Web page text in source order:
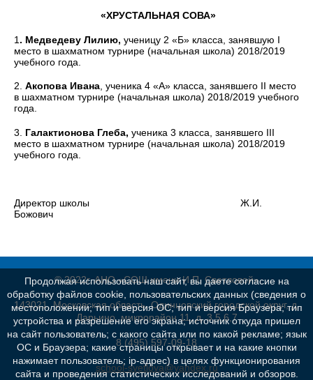
«ХРУСТАЛЬНАЯ СОВА»
1 . Медведеву Лилию, ученицу 2 «Б» класса, занявшую I
место в шахматном турнире (начальная школа) 2018/2019
учебного года.
2. Акопова Ивана, ученика 4 «А» класса, занявшего II место
в шахматном турнире (начальная школа) 2018/2019 учебного
года.
3. Галактионова Глеба, ученика 3 класса, занявшего III
место в шахматном турнире (начальная школа) 2018/2019
учебного года.
Директор школы Ж.И.
Божович
© 2022г. АНО «СОШ имени И.П. Светловой»
143021, Московская область, Одинцовский городской округ, д.
Дарьино, микрорайон 11, д. 3,5,6,7
8 (495) 597-09-18
school-svetlova@yandex.ru
Продолжая использовать наш сайт, вы даете согласие на
обработку файлов cookie, пользовательских данных (сведения о
местоположении; тип и версия ОС; тип и версия Браузера; тип
устройства и разрешение его экрана; источник откуда пришел
на сайт пользователь; с какого сайта или по какой рекламе; язык
ОС и Браузера; какие страницы открывает и на какие кнопки
нажимает пользователь; ip-адрес) в целях функционирования
сайта и проведения статистических исследований и обзоров.